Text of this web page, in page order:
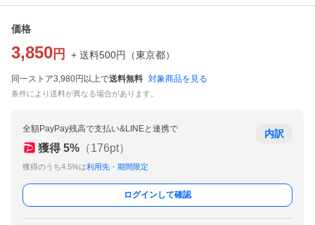
価格
3,850 円 + 送料500円 （東京都）
同一ストア3,980円以上で送料無料 対象商品を見る
条件により送料が異なる場合があります。
全額PayPay残高で支払い&LINEと連携で
獲得 5% （176pt）
獲得のうち4.5%は利用先・期間限定
内訳
ログインして確認